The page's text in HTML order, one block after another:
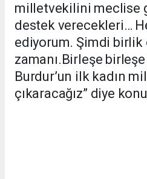
milletvekilini meclise
destek verecekleri…
ediyorum. Şimdi birlik
zamanı.Birleşe
Burdur’un ilk kadın
çıkaracağız” diye